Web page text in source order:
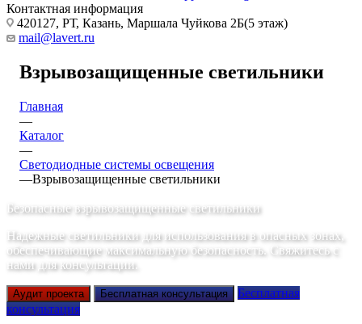
Контактная информация
420127, РТ, Казань, Маршала Чуйкова 2Б(5 этаж)
mail@lavert.ru
Взрывозащищенные светильники
Главная
—
Каталог
—
Светодиодные системы освещения
—Взрывозащищенные светильники
Безопасные взрывозащищенные светильники
Надежные светильники для использования в опасных зонах,
обеспечивающие максимальную безопасность. Свяжитесь с
нами для консультации.
Аудит проекта Бесплатная консультация
Бесплатная
консультация